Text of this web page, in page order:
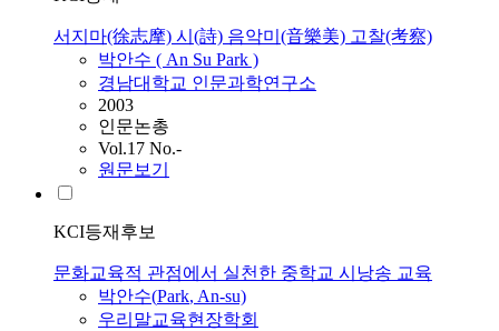
서지마(徐志摩) 시(詩) 음악미(音樂美) 고찰(考察)
박안수 ( An Su Park )
경남대학교 인문과학연구소
2003
인문논총
Vol.17 No.-
원문보기
KCI등재후보
문화교육적 관점에서 실천한 중학교 시낭송 교육
박안수(Park, An-su)
우리말교육현장학회